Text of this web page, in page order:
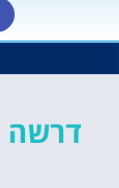
דרשה